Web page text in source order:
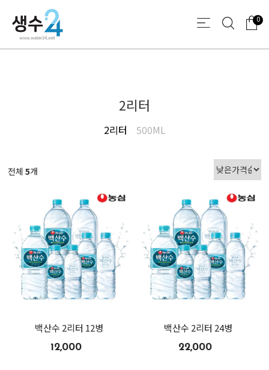
0
2리터
2리터 500ML
전체 5개
백산수 2리터 12병
12,000
백산수 2리터 24병
22,000